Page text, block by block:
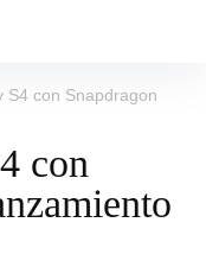
S4 con Snapdragon
con